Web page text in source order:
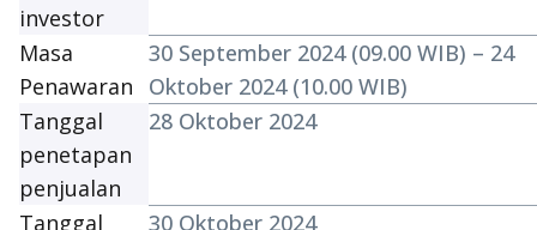
investor
Masa
Penawaran
30 September 2024 (09.00 WIB) – 24
Oktober 2024 (10.00 WIB)
Tanggal
penetapan
penjualan
28 Oktober 2024
Tanggal
30 Oktober 2024